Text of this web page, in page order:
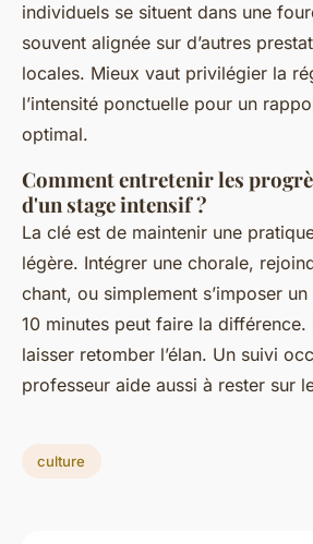
individuels se situent dans une
souvent alignée sur d’autres
locales. Mieux vaut privilégier la
l’intensité ponctuelle pour un
optimal.
Comment entretenir les
d'un stage intensif ?
La clé est de maintenir une
légère. Intégrer une chorale,
chant, ou simplement s’imposer
10 minutes peut faire la différence.
laisser retomber l’élan. Un suivi
professeur aide aussi à rester sur
culture